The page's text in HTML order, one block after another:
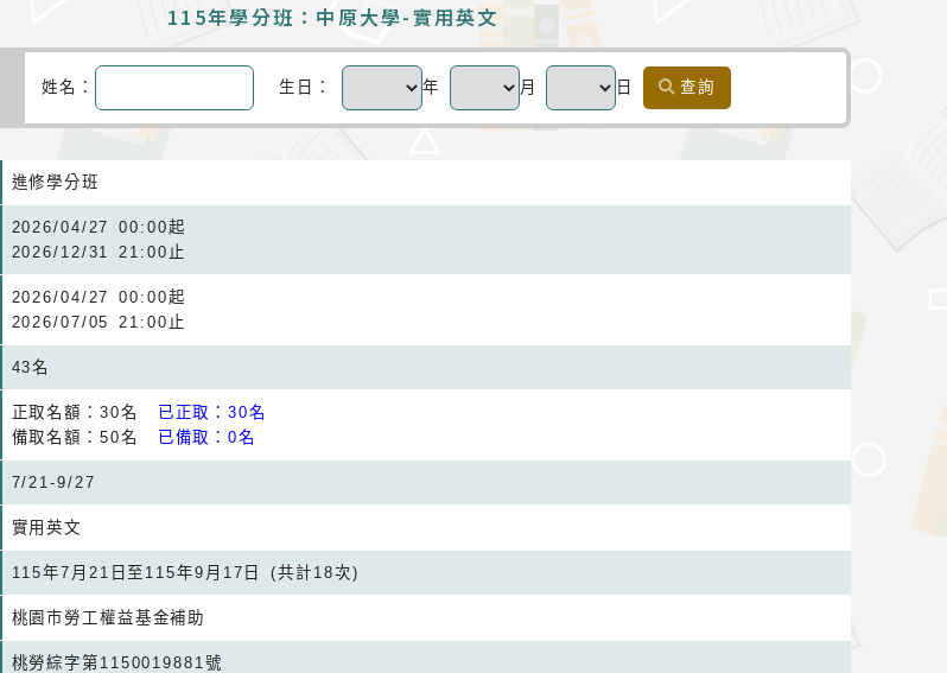
115年學分班：中原大學-實用英文
姓名： 生日： 年 月 日 查詢
進修學分班
2026/04/27 00:00起
2026/12/31 21:00止
2026/04/27 00:00起
2026/07/05 21:00止
43名
正取名額：30名
已正取：30名
備取名額：50名
已備取：0名
7/21-9/27
實用英文
115年7月21日至115年9月17日 (共計18次)
桃園市勞工權益基金補助
桃勞綜字第1150019881號